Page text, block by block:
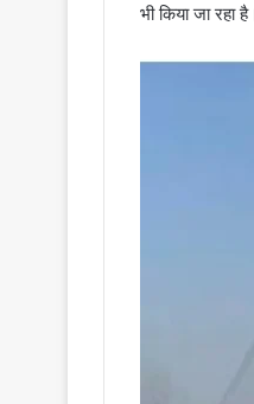
भी किया जा रहा